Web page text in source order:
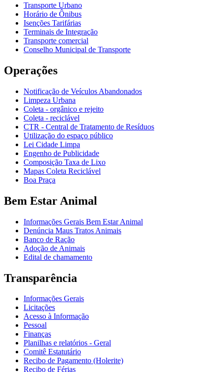
Transporte Urbano
Horário de Ônibus
Isenções Tarifárias
Terminais de Integração
Transporte comercial
Conselho Municipal de Transporte
Operações
Notificação de Veículos Abandonados
Limpeza Urbana
Coleta - orgânico e rejeito
Coleta - reciclável
CTR - Central de Tratamento de Resíduos
Utilização do espaço público
Lei Cidade Limpa
Engenho de Publicidade
Composição Taxa de Lixo
Mapas Coleta Reciclável
Boa Praça
Bem Estar Animal
Informações Gerais Bem Estar Animal
Denúncia Maus Tratos Animais
Banco de Ração
Adoção de Animais
Edital de chamamento
Transparência
Informações Gerais
Licitações
Acesso à Informação
Pessoal
Finanças
Planilhas e relatórios - Geral
Comitê Estatutário
Recibo de Pagamento (Holerite)
Recibo de Férias